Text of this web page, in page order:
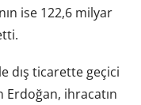
ise 122,6 milyar
dış ticarette geçici
Erdoğan, ihracatın